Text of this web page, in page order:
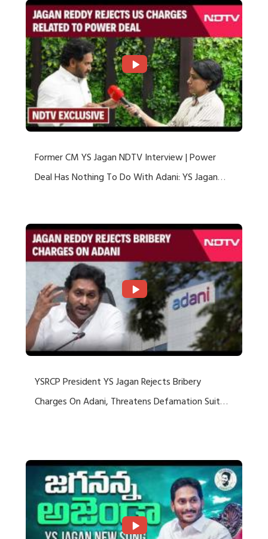
Former CM YS Jagan NDTV Interview | Power
Deal Has Nothing To Do With Adani: YS Jagan
YSRCP President YS Jagan Rejects Bribery
Charges On Adani, Threatens Defamation Suit